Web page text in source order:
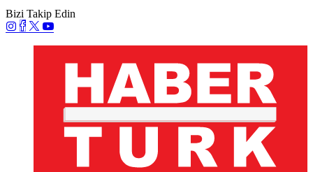
Bizi Takip Edin